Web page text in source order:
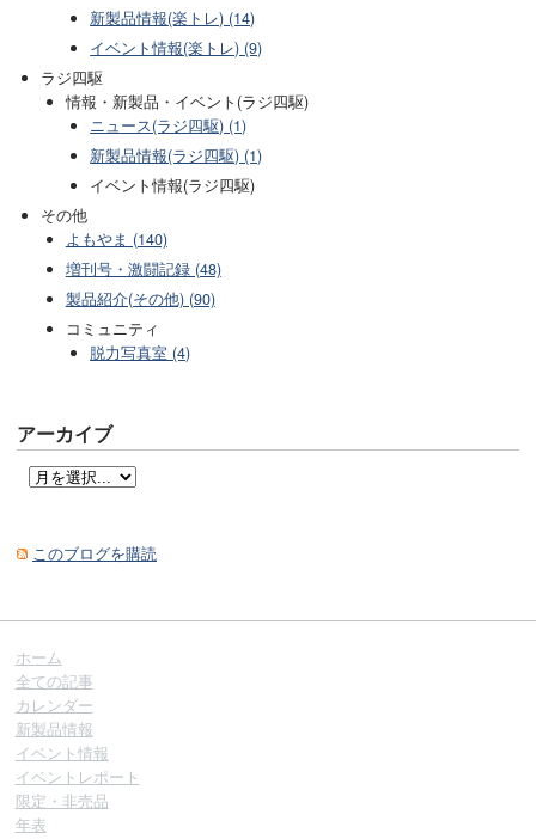
新製品情報(楽トレ) (14)
イベント情報(楽トレ) (9)
ラジ四駆
情報・新製品・イベント(ラジ四駆)
ニュース(ラジ四駆) (1)
新製品情報(ラジ四駆) (1)
イベント情報(ラジ四駆)
その他
よもやま (140)
増刊号・激闘記録 (48)
製品紹介(その他) (90)
コミュニティ
脱力写真室 (4)
アーカイブ
このブログを購読
ホーム
全ての記事
カレンダー
新製品情報
イベント情報
イベントレポート
限定・非売品
年表